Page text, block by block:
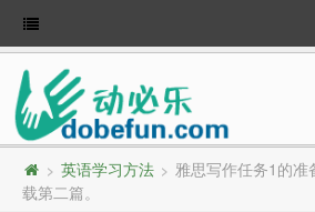
> 英语学习方法 > 雅思写作任务1的
载第二篇。